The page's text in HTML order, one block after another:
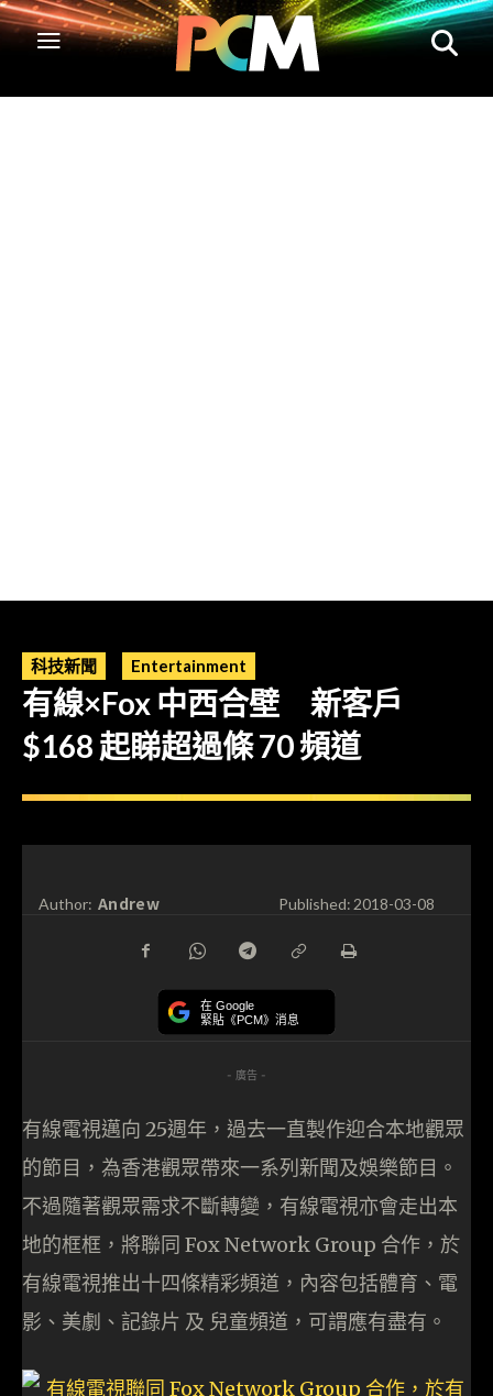
科技新聞 Entertainment
有線×Fox 中西合壁 新客戶
$168 起睇超過條 70 頻道
Author: Andrew Published:2018-03-08
在 Google
緊貼《PCM》消息
- 廣告 -
有線電視邁向 25週年，過去一直製作迎合本地觀眾
的節目，為香港觀眾帶來一系列新聞及娛樂節目。
不過隨著觀眾需求不斷轉變，有線電視亦會走出本
地的框框，將聯同 Fox Network Group 合作，於
有線電視推出十四條精彩頻道，內容包括體育、電
影、美劇、記錄片 及 兒童頻道，可謂應有盡有。